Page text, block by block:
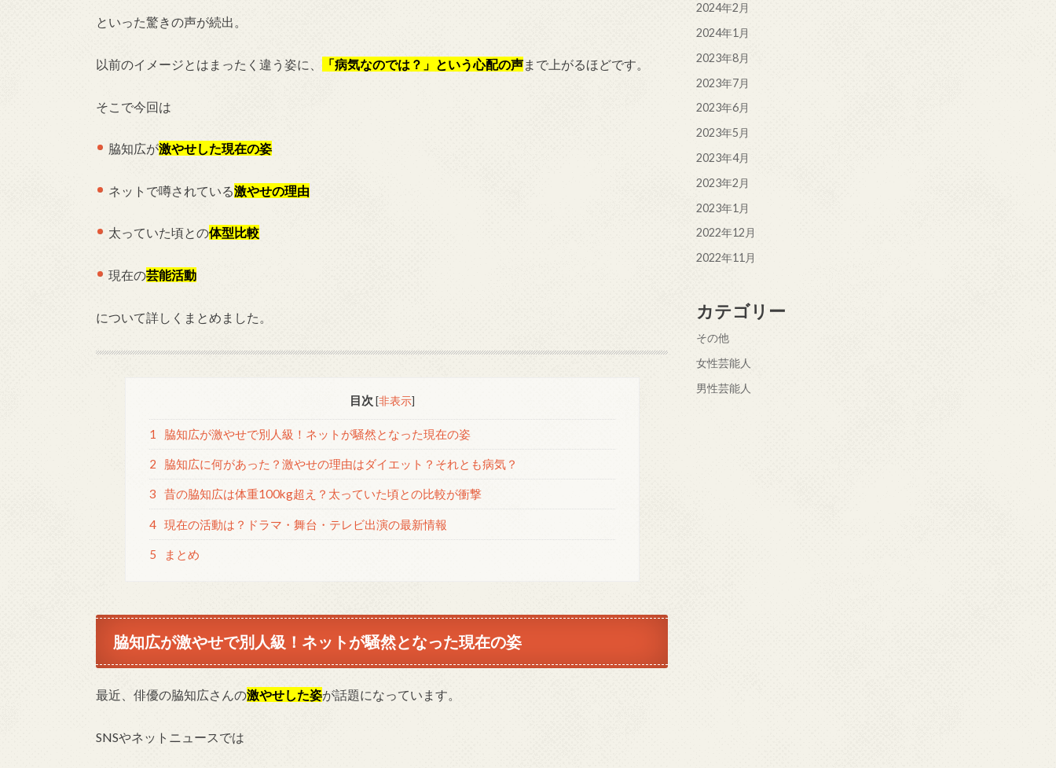
といった驚きの声が続出。
以前のイメージとはまったく違う姿に、 「病気なのでは？」という心配の声まで上がるほどです。
そこで今回は
脇知広が激やせした現在の姿
ネットで噂されている激やせの理由
太っていた頃との体型比較
現在の芸能活動
について詳しくまとめました。
目次 [非表示]
1 脇知広が激やせで別人級！ネットが騒然となった現在の姿
2 脇知広に何があった？激やせの理由はダイエット？それとも病気？
3 昔の脇知広は体重100kg超え？太っていた頃との比較が衝撃
4 現在の活動は？ドラマ・舞台・テレビ出演の最新情報
5 まとめ
脇知広が激やせで別人級！ネットが騒然となった現在の姿
最近、俳優の脇知広さんの激やせした姿が話題になっています。
SNSやネットニュースでは
2024年2月
2024年1月
2023年8月
2023年7月
2023年6月
2023年5月
2023年4月
2023年2月
2023年1月
2022年12月
2022年11月
カテゴリー
その他
女性芸能人
男性芸能人